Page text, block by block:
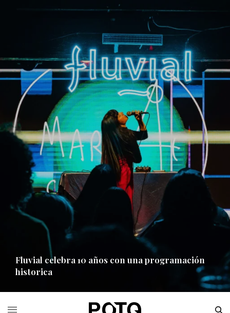
Fluvial celebra 10 años con una programación
historica